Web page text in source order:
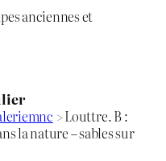
anciennes et
> Louttre. B :
la nature – sables sur